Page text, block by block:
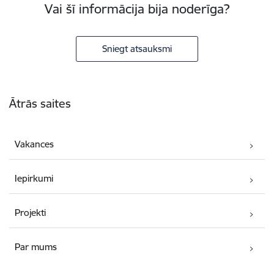
Vai šī informācija bija noderīga?
Sniegt atsauksmi
Ātrās saites
Vakances
Iepirkumi
Projekti
Par mums